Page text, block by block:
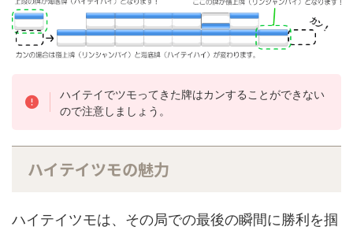
ハイテイでツモってきた牌はカンすることができない
ので注意しましょう。
ハイテイツモの魅力
ハイテイツモは、その局での最後の瞬間に勝利を掴